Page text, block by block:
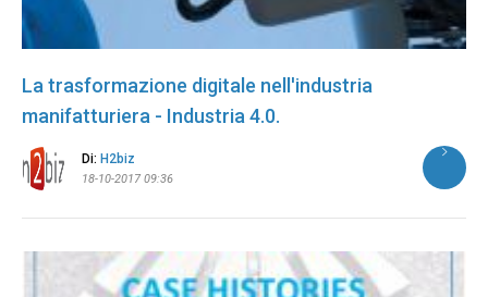
La trasformazione digitale nell'industria
manifatturiera - Industria 4.0.
Di: H2biz
18-10-2017 09:36